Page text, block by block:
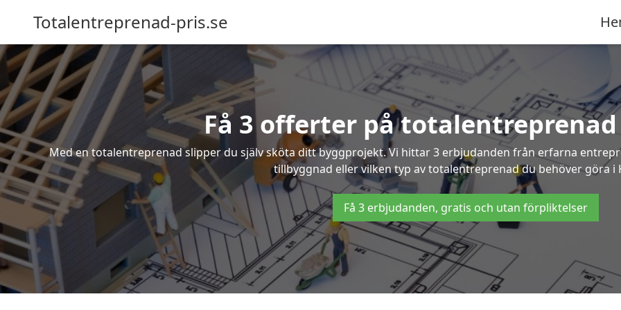
Totalentreprenad-pris.se
Få 3 offerter på
Med en totalentreprenad slipper du själv sköta ditt byggprojekt. Vi hittar 3 erbjudanden från erfarna
tillbyggnad eller vilken typ av totalentreprenad du behöver göra i
Få 3 erbjudanden, gratis och utan förpliktelser